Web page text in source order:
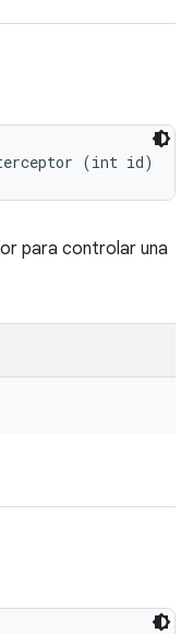
(int id)
para controlar una